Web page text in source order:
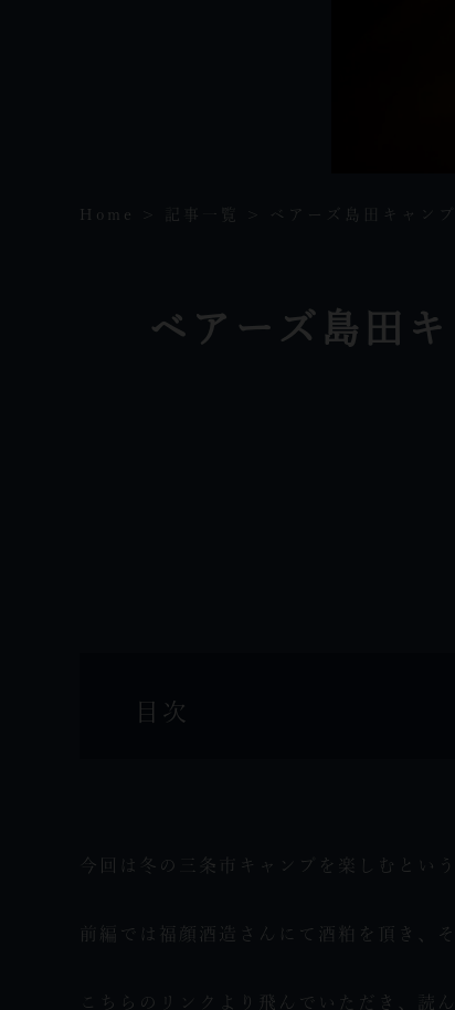
Home 記事一覧 ベアーズ島田キャ
ベアーズ島田
目次
今回は冬の三条市キャンプを楽しむとい
前編では福顔酒造さんにて酒粕を頂き、
こちらのリンク より飛んでいただき、読